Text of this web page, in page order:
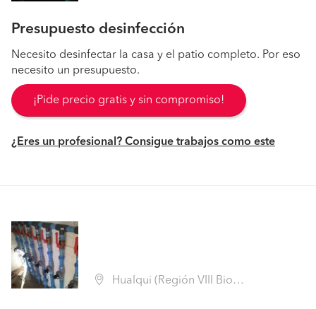
Presupuesto desinfección
Necesito desinfectar la casa y el patio completo. Por eso
necesito un presupuesto.
¡Pide precio gratis y sin compromiso!
¿Eres un profesional? Consigue trabajos como este
Hualqui (Región VIII Biobío - Concepción)